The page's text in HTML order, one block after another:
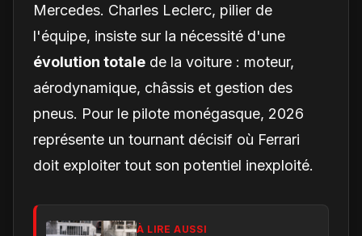
Mercedes. Charles Leclerc, pilier de
l'équipe, insiste sur la nécessité d'une
évolution totale de la voiture : moteur,
aérodynamique, châssis et gestion des
pneus. Pour le pilote monégasque, 2026
représente un tournant décisif où Ferrari
doit exploiter tout son potentiel inexploité.
À LIRE AUSSI